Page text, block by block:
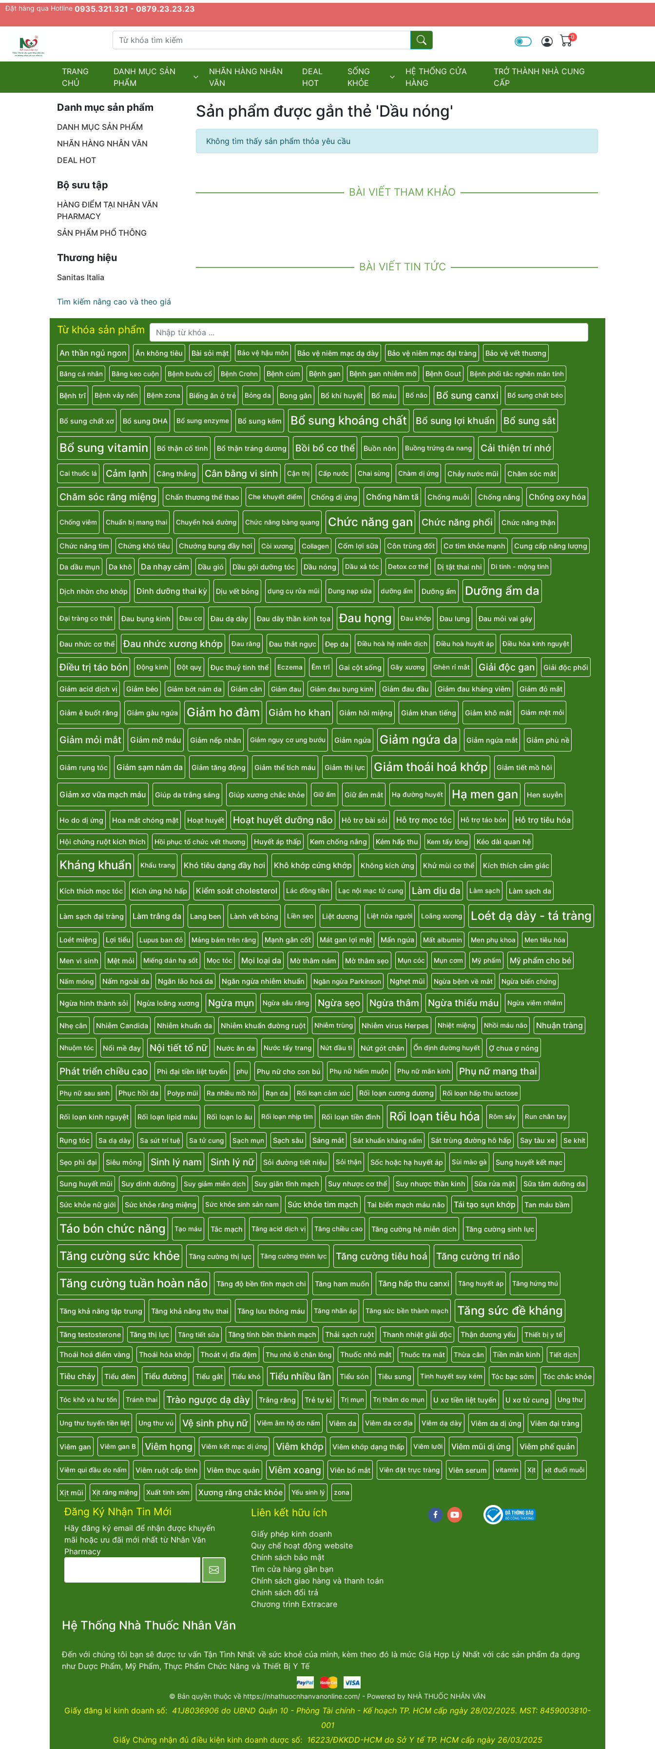
Đặt hàng qua Hotline 0935.321.321 - 0879.23.23.23
admin.configuration.shipping.providers.fields.logo
Từ khóa tìm kiếm
Từ khóa tìm kiếm
0
TRANG
CHỦ
DANH MỤC SẢN
PHẨM
NHÃN HÀNG NHÂN
VĂN
DEAL
HOT
SỐNG
KHỎE
HỆ THỐNG CỬA
HÀNG
TRỞ THÀNH NHÀ CUNG
CẤP
Sản phẩm được gắn thẻ 'Dầu nóng'
Không tìm thấy sản phẩm thỏa yêu cầu
BÀI VIẾT THAM KHẢO
BÀI VIẾT TIN TỨC
Danh mục sản phẩm
DANH MỤC SẢN PHẨM
NHÃN HÀNG NHÂN VĂN
DEAL HOT
Bộ sưu tập
HÀNG ĐIỂM TẠI NHÂN VĂN
PHARMACY
SẢN PHẨM PHỔ THÔNG
Thương hiệu
Sanitas Italia
Tìm kiếm nâng cao và theo giá
Từ khóa sản phẩm
An thần ngủ ngon Ăn không tiêu Bài sỏi mật Bảo vệ hậu môn Bảo vệ niêm mạc dạ dày Bảo vệ niêm mạc đại tràng Bảo vệ vết thương
Băng cá nhân Băng keo cuộn Bệnh bướu cổ Bệnh Crohn Bệnh cúm Bệnh gan Bệnh gan nhiễm mỡ Bệnh Gout Bệnh phổi tắc nghẽn mãn tính
Bệnh trĩ Bệnh vảy nến Bệnh zona Biếng ăn ở trẻ Bỏng da Bong gân Bổ khí huyết Bổ máu Bổ não Bổ sung canxi Bổ sung chất béo
Bổ sung chất xơ Bổ sung DHA Bổ sung enzyme Bổ sung kẽm Bổ sung khoáng chất Bổ sung lợi khuẩn Bổ sung sắt
Bổ sung vitamin Bổ thận cố tinh Bổ thận tráng dương Bồi bổ cơ thể Buồn nôn Buồng trứng đa nang Cải thiện trí nhớ
Cai thuốc lá Cảm lạnh Căng thẳng Cân bằng vi sinh Cận thị Cấp nước Chai sừng Chàm dị ứng Chảy nước mũi Chăm sóc mắt
Chăm sóc răng miệng Chấn thương thể thao Che khuyết điểm Chống dị ứng Chống hăm tã Chống muỗi Chống nắng Chống oxy hóa
Chống viêm Chuẩn bị mang thai Chuyển hoá đường Chức năng bàng quang Chức năng gan Chức năng phổi Chức năng thận
Chức năng tim Chứng khó tiêu Chướng bụng đầy hơi Còi xương Collagen Cốm lợi sữa Côn trùng đốt Cơ tim khỏe mạnh Cung cấp năng lượng
Da dầu mụn Da khô Da nhạy cảm Dầu gió Dầu gội dưỡng tóc Dầu nóng Dầu xả tóc Detox cơ thể Dị tật thai nhi Di tinh - mộng tinh
Dịch nhờn cho khớp Dinh dưỡng thai kỳ Dịu vết bỏng dụng cụ rửa mũi Dung nạp sữa dưỡng ẩm Dưỡng ẩm Dưỡng ẩm da
Đại tràng co thắt Đau bụng kinh Đau cơ Đau dạ dày Đau dây thần kinh tọa Đau họng Đau khớp Đau lưng Đau mỏi vai gáy
Đau nhức cơ thể Đau nhức xương khớp Đau răng Đau thắt ngực Đẹp da Điều hoà hệ miễn dịch Điều hoà huyết áp Điều hòa kinh nguyệt
Điều trị táo bón Động kinh Đột quỵ Đục thuỷ tinh thể Eczema Êm trĩ Gai cột sống Gãy xương Ghèn rỉ mắt Giải độc gan Giải độc phổi
Giảm acid dịch vị Giảm béo Giảm bớt nám da Giảm cân Giảm đau Giảm đau bụng kinh Giảm đau đầu Giảm đau kháng viêm Giảm đỏ mắt
Giảm ê buốt răng Giảm gàu ngứa Giảm ho đàm Giảm ho khan Giảm hôi miệng Giảm khan tiếng Giảm khô mắt Giảm mệt mỏi
Giảm mỏi mắt Giảm mỡ máu Giảm nếp nhăn Giảm nguy cơ ung bướu Giảm ngứa Giảm ngứa da Giảm ngứa mắt Giảm phù nề
Giảm rụng tóc Giảm sạm nám da Giảm tăng động Giảm thể tích máu Giảm thị lực Giảm thoái hoá khớp Giảm tiết mồ hôi
Giảm xơ vữa mạch máu Giúp da trắng sáng Giúp xương chắc khỏe Giữ ẩm Giữ ẩm mắt Hạ đường huyết Hạ men gan Hen suyễn
Ho do dị ứng Hoa mắt chóng mặt Hoạt huyết Hoạt huyết dưỡng não Hỗ trợ bài sỏi Hỗ trợ mọc tóc Hỗ trợ táo bón Hỗ trợ tiêu hóa
Hội chứng ruột kích thích Hồi phục tổ chức vết thương Huyết áp thấp Kem chống nắng Kém hấp thu Kem tẩy lông Kéo dài quan hệ
Kháng khuẩn Khẩu trang Khó tiêu dạng đầy hơi Khô khớp cứng khớp Không kích ứng Khử mùi cơ thể Kích thích cảm giác
Kích thích mọc tóc Kích ứng hô hấp Kiểm soát cholesterol Lác đồng tiền Lạc nội mạc tử cung Làm dịu da Làm sạch Làm sạch da
Làm sạch đại tràng Làm trắng da Lang ben Lành vết bỏng Liền sẹo Liệt dương Liệt nửa người Loãng xương Loét dạ dày - tá tràng
Loét miệng Lợi tiểu Lupus ban đỏ Mảng bám trên răng Mạnh gân cốt Mát gan lợi mật Mẩn ngứa Mất albumin Men phụ khoa Men tiêu hóa
Men vi sinh Mệt mỏi Miếng dán hạ sốt Mọc tóc Mọi loại da Mờ thâm nám Mờ thâm sẹo Mụn cóc Mụn cơm Mỹ phẩm Mỹ phẩm cho bé
Nấm móng Nấm ngoài da Ngăn lão hoá da Ngăn ngừa nhiễm khuẩn Ngăn ngừa Parkinson Nghẹt mũi Ngừa bệnh về mắt Ngừa biến chứng
Ngừa hình thành sỏi Ngừa loãng xương Ngừa mụn Ngừa sâu răng Ngừa sẹo Ngừa thâm Ngừa thiếu máu Ngừa viêm nhiễm
Nhẹ cân Nhiễm Candida Nhiễm khuẩn da Nhiễm khuẩn đường ruột Nhiễm trùng Nhiễm virus Herpes Nhiệt miệng Nhồi máu não Nhuận tràng
Nhuộm tóc Nổi mề đay Nội tiết tố nữ Nước ăn da Nước tẩy trang Nứt đầu ti Nứt gót chân Ổn định đường huyết Ợ chua ợ nóng
Phát triển chiều cao Phì đại tiền liệt tuyến phụ Phụ nữ cho con bú Phụ nữ hiếm muộn Phụ nữ mãn kinh Phụ nữ mang thai
Phụ nữ sau sinh Phục hồi da Polyp mũi Ra nhiều mồ hôi Rạn da Rối loạn cảm xúc Rối loạn cương dương Rối loạn hấp thu lactose
Rối loạn kinh nguyệt Rối loạn lipid máu Rối loạn lo âu Rối loạn nhịp tim Rối loạn tiền đình Rối loạn tiêu hóa Rôm sảy Run chân tay
Rụng tóc Sa dạ dày Sa sút trí tuệ Sa tử cung Sạch mụn Sạch sâu Sáng mắt Sát khuẩn kháng nấm Sát trùng đường hô hấp Say tàu xe Se khít
Sẹo phì đại Siêu mỏng Sinh lý nam Sinh lý nữ Sỏi đường tiết niệu Sỏi thận Sốc hoặc hạ huyết áp Sùi mào gà Sung huyết kết mạc
Sung huyết mũi Suy dinh dưỡng Suy giảm miễn dịch Suy giãn tĩnh mạch Suy nhược cơ thể Suy nhược thần kinh Sữa rửa mặt Sữa tắm dưỡng da
Sức khỏe nữ giới Sức khỏe răng miệng Sức khỏe sinh sản nam Sức khỏe tim mạch Tai biến mạch máu não Tái tạo sụn khớp Tan máu bầm
Táo bón chức năng Tạo máu Tắc mạch Tăng acid dịch vị Tăng chiều cao Tăng cường hệ miễn dịch Tăng cường sinh lực
Tăng cường sức khỏe Tăng cường thị lực Tăng cường thính lực Tăng cường tiêu hoá Tăng cường trí não
Tăng cường tuần hoàn não Tăng độ bền tĩnh mạch chi Tăng ham muốn Tăng hấp thu canxi Tăng huyết áp Tăng hứng thú
Tăng khả năng tập trung Tăng khả năng thụ thai Tăng lưu thông máu Tăng nhãn áp Tăng sức bền thành mạch Tăng sức đề kháng
Tăng testosterone Tăng thị lực Tăng tiết sữa Tăng tính bền thành mạch Thải sạch ruột Thanh nhiệt giải độc Thận dương yếu Thiết bị y tế
Thoái hoá điểm vàng Thoái hóa khớp Thoát vị đĩa đệm Thu nhỏ lỗ chân lông Thuốc nhỏ mắt Thuốc tra mắt Thừa cân Tiền mãn kinh Tiết dịch
Tiêu chảy Tiểu đêm Tiểu đường Tiểu gắt Tiểu khó Tiểu nhiều lần Tiểu són Tiêu sưng Tinh huyết suy kém Tóc bạc sớm Tóc chắc khỏe
Tóc khô và hư tổn Tránh thai Trào ngược dạ dày Trắng răng Trẻ tự kỉ Trị mụn Trị thâm do mụn U xơ tiền liệt tuyến U xơ tử cung Ung thư
Ung thư tuyến tiền liệt Ung thư vú Vệ sinh phụ nữ Viêm âm hộ do nấm Viêm da Viêm da cơ địa Viêm dạ dày Viêm da dị ứng Viêm đại tràng
Viêm gan Viêm gan B Viêm họng Viêm kết mạc dị ứng Viêm khớp Viêm khớp dạng thấp Viêm lưỡi Viêm mũi dị ứng Viêm phế quản
Viêm qui đầu do nấm Viêm ruột cấp tính Viêm thực quản Viêm xoang Viên bổ mắt Viên đặt trực tràng Viên serum vitamin Xịt xịt đuổi muỗi
Xịt mũi Xịt răng miệng Xuất tinh sớm Xương răng chắc khỏe Yếu sinh lý zona
Đăng Ký Nhận Tin Mới
Hãy đăng ký email để nhận được khuyến
mãi hoặc ưu đãi mới nhất từ Nhân Văn
Pharmacy
Liên kết hữu ích
Giấy phép kinh doanh
Quy chế hoạt động website
Chính sách bảo mật
Tìm cửa hàng gần bạn
Chính sách giao hàng và thanh toán
Chính sách đổi trả
Chương trình Extracare
Facebookyoutube
Hệ Thống Nhà Thuốc Nhân Văn
Đến với chúng tôi bạn sẽ được tư vấn Tận Tình Nhất về sức khoẻ của mình, kèm theo đó là mức Giá Hợp Lý Nhất với các sản phẩm đa dạng
như Dược Phẩm, Mỹ Phẩm, Thực Phẩm Chức Năng và Thiết Bị Y Tế
© Bản quyền thuộc về https://nhathuocnhanvanonline.com/ - Powered by NHÀ THUỐC NHÂN VĂN
Giấy đăng kí kinh doanh số: 41J8036906 do UBND Quận 10 - Phòng Tài chính - Kế hoạch TP. HCM cấp ngày 28/02/2025. MST: 8459003810-
001
Giấy Chứng nhận đủ điều kiện kinh doanh dược số: 16223/ĐKKDD-HCM do Sở Y tế TP. HCM cấp ngày 26/03/2025